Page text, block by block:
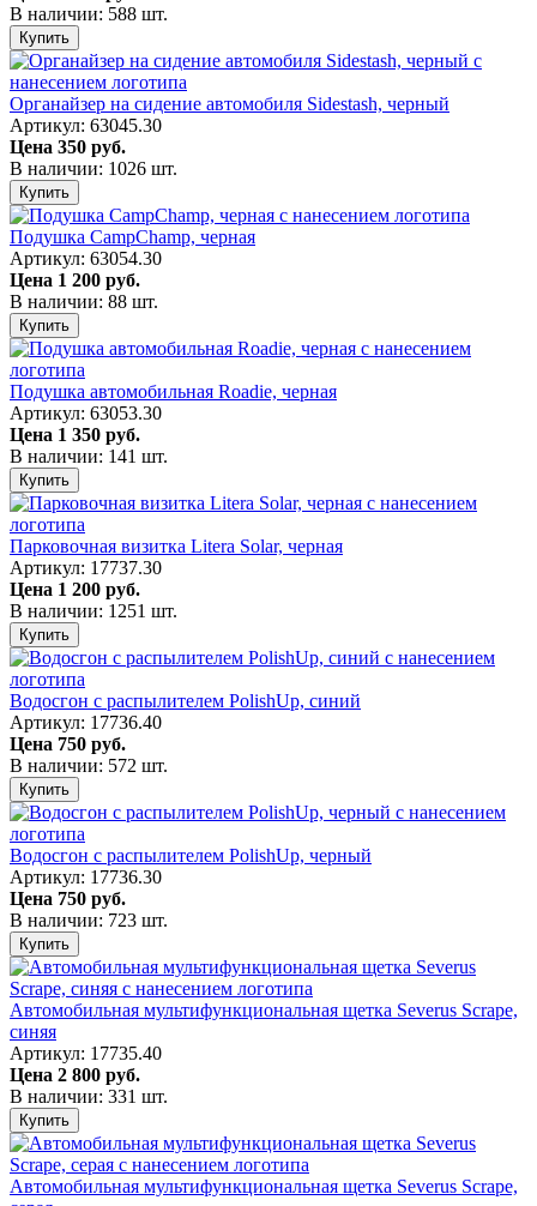
В наличии: 588 шт.
Купить
Органайзер на сидение автомобиля Sidestash, черный
Артикул: 63045.30
Цена 350 руб.
В наличии: 1026 шт.
Купить
Подушка CampChamp, черная
Артикул: 63054.30
Цена 1 200 руб.
В наличии: 88 шт.
Купить
Подушка автомобильная Roadie, черная
Артикул: 63053.30
Цена 1 350 руб.
В наличии: 141 шт.
Купить
Парковочная визитка Litera Solar, черная
Артикул: 17737.30
Цена 1 200 руб.
В наличии: 1251 шт.
Купить
Водосгон с распылителем PolishUp, синий
Артикул: 17736.40
Цена 750 руб.
В наличии: 572 шт.
Купить
Водосгон с распылителем PolishUp, черный
Артикул: 17736.30
Цена 750 руб.
В наличии: 723 шт.
Купить
Автомобильная мультифункциональная щетка Severus Scrape,
синяя
Артикул: 17735.40
Цена 2 800 руб.
В наличии: 331 шт.
Купить
Автомобильная мультифункциональная щетка Severus Scrape,